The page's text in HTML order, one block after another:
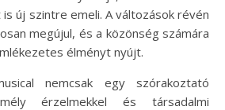
új szintre emeli. A változások révén
megújul, és a közönség számára
élményt nyújt.
nemcsak egy szórakoztató
érzelmekkel és társadalmi